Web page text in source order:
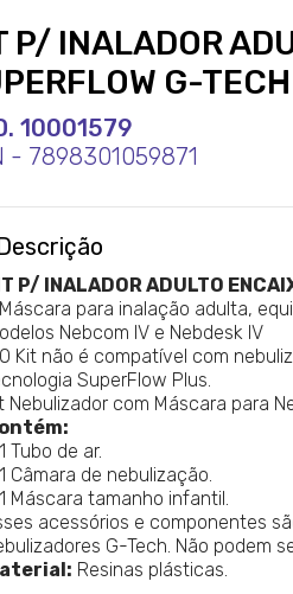
P/ INALADOR
G-TECH
10001579
- 7898301059871
P/ INALADOR ADULTO
para inalação adulta,
Nebcom IV e Nebdesk IV
Kit não é compatível com
SuperFlow Plus.
Nebulizador com Máscara para
Tubo de ar.
Câmara de nebulização.
Máscara tamanho infantil.
acessórios e componentes
G-Tech. Não podem
Resinas plásticas.